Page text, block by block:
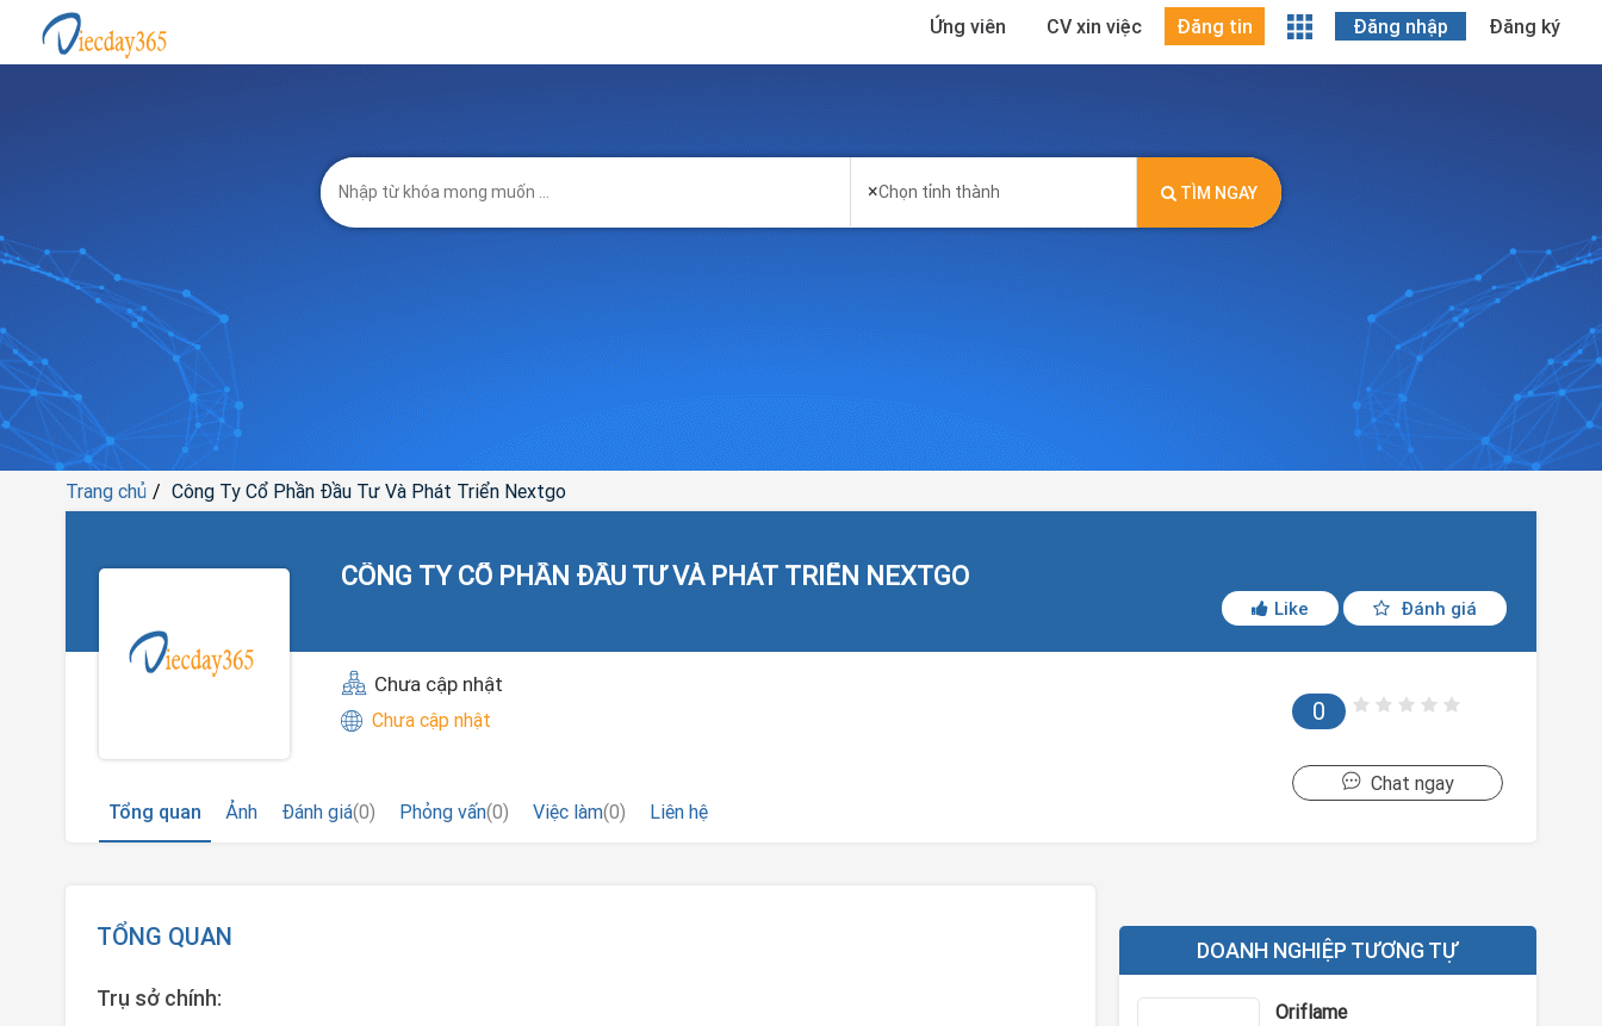
Ứng viên CV xin việc Đăng tin Đăng nhập Đăng ký
×Chọn tỉnh thành TÌM NGAY
Trang chủ Công Ty Cổ Phần Đầu Tư Và Phát Triển Nextgo
CÔNG TY CỔ PHẦN ĐẦU TƯ VÀ PHÁT TRIỂN NEXTGO
Like Đánh giá
0
Chưa cập nhật
Chưa cập nhật
Chat ngay
Tổng quan
Ảnh Đánh giá(0) Phỏng vấn(0) Việc làm(0) Liên hệ
TỔNG QUAN
Trụ sở chính:
DOANH NGHIỆP TƯƠNG TỰ
Oriflame